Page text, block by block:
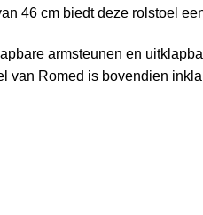
46 cm biedt deze rolstoel
armsteunen en
van Romed is bovendien